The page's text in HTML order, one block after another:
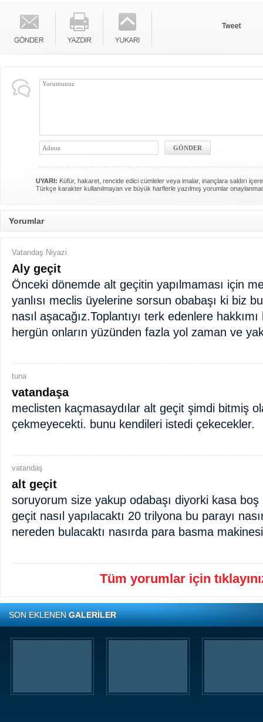
Tweet
UYARI: Küfür, hakaret, rencide edici cümleler veya imalar, inançlara saldırı
Türkçe karakter kullanılmayan ve büyük harflerle yazılmış yorumlar
Yorumlar
Vatandaş Niyazi
Aly geçit
Önceki dönemde alt geçitin yapılmaması için
yanlısı meclis üyelerine sorsun obabaşı ki biz
nasıl aşacağız.Toplantıyı terk edenlere
hergün onların yüzünden fazla yol zaman ve
tuna
vatandaşa
meclisten kaçmasaydılar alt geçit şimdi bitmiş
çekmeyecekti. bunu kendileri istedi çekecekler.
vatandaş
alt geçit
soruyorum size yakup odabaşı diyorki kasa
geçit nasıl yapılacaktı 20 trilyona bu parayı
nereden bulacaktı nasırda para basma
Tüm yorumlar için
SON EKLENENGALERİLER